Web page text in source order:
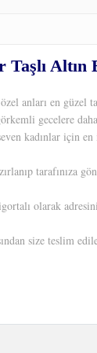
Taşlı
anları en güzel
gecelere
kadınlar için
tarafınıza
olarak
size teslim